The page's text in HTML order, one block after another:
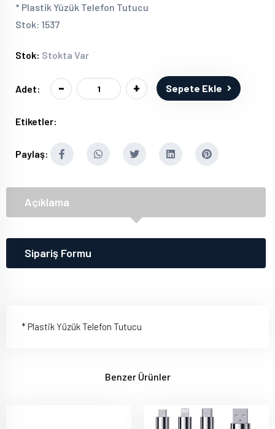
* Plastik Yüzük Telefon Tutucu
Stok: 1537
Stok: Stokta Var
Adet: - + Sepete Ekle
Etiketler:
Paylaş:
Açıklama
Sipariş Formu
* Plastik Yüzük Telefon Tutucu
Benzer Ürünler